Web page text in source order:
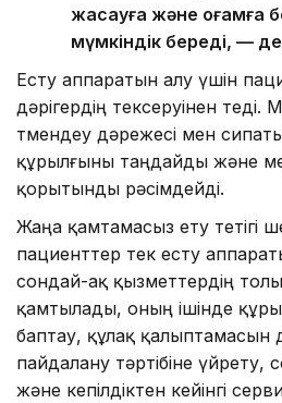
жасауға және қоғамға
мүмкіндік береді, —
Есту аппаратын алу үшін
дәрігердің тексеруінен өтеді.
төмендеу дәрежесі мен
құрылғыны таңдайды және
қорытынды рәсімдейді.
Жаңа қамтамасыз ету тетігі
пациенттер тек есту
сондай-ақ қызметтердің
қамтылады, оның ішінде
баптау, құлақ қалыптамасын
пайдалану тәртібіне үйрету,
және кепілдіктен кейінгі